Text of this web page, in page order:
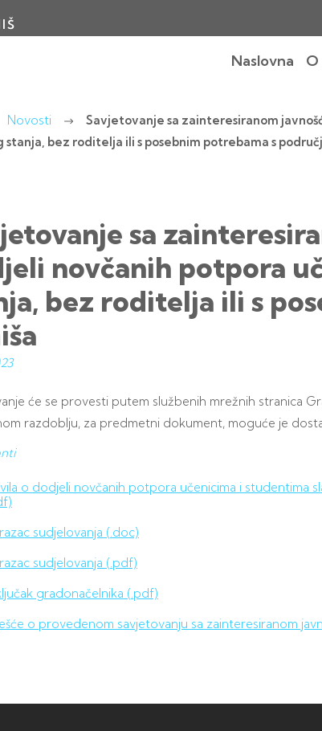
Naslovna O
Novosti
Savjetovanje sa zainteresiranom
stanja, bez roditelja ili s posebnim potrebama s
sa
novčanih potpora
bez roditelja ili s
će se provesti putem službenih mrežnih stranica
razdoblju, za predmetni dokument, moguće je
o dodjeli novčanih potpora učenicima i studentima
sudjelovanja (.doc)
sudjelovanja (.pdf)
gradonačelnika (.pdf)
o provedenom savjetovanju sa zainteresiranom